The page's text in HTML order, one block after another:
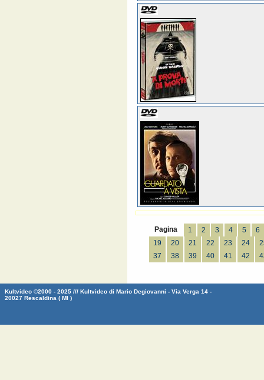
Pagina 1 2 3 4 5
6
19
20 21 22 23 24
37
38 39 40 41 42
Kultvideo ©2000 - 2025 /// Kultvideo di Mario Degiovanni - Via Verga 14 -
20027 Rescaldina ( MI )